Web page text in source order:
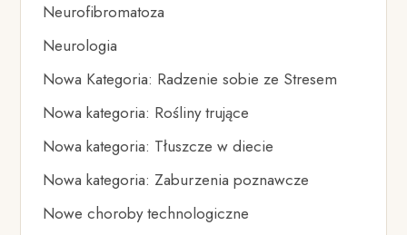
Neurofibromatoza
Neurologia
Nowa Kategoria: Radzenie sobie ze Stresem
Nowa kategoria: Rośliny trujące
Nowa kategoria: Tłuszcze w diecie
Nowa kategoria: Zaburzenia poznawcze
Nowe choroby technologiczne